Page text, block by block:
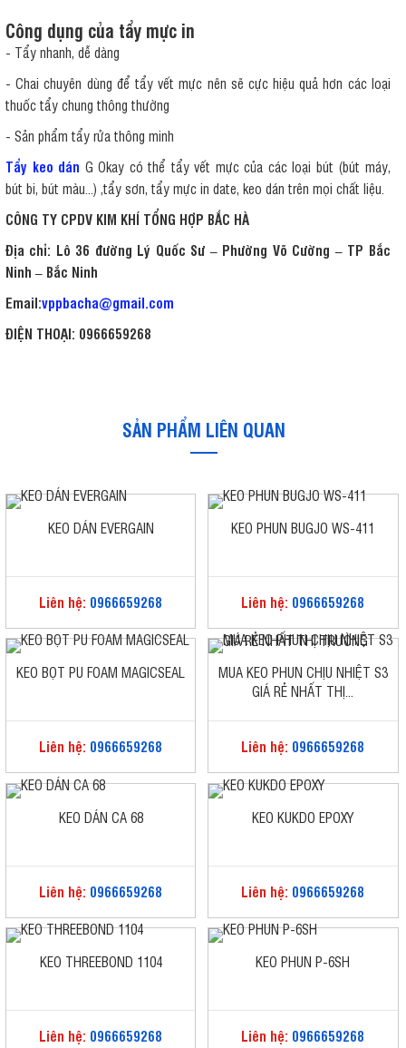
Công dụng của tẩy mực in
- Tẩy nhanh, dễ dàng
- Chai chuyên dùng để tẩy vết mực nên sẽ cực hiệu quả hơn các loại
thuốc tẩy chung thông thường
- Sản phẩm tẩy rửa thông minh
Tẩy keo dán G Okay có thể tẩy vết mực của các loại bút (bút máy,
bút bi, bút màu...) ,tẩy sơn, tẩy mực in date, keo dán trên mọi chất liệu.
CÔNG TY CPDV KIM KHÍ TỔNG HỢP BẮC HÀ
Địa chỉ: Lô 36 đường Lý Quốc Sư – Phường Võ Cường – TP Bắc
Ninh – Bắc Ninh
Email:vppbacha@gmail.com
ĐIỆN THOẠI: 0966659268
SẢN PHẨM LIÊN QUAN
KEO DÁN EVERGAIN
Liên hệ: 0966659268
KEO PHUN BUGJO WS-411
Liên hệ: 0966659268
KEO BỌT PU FOAM MAGICSEAL
Liên hệ: 0966659268
MUA KEO PHUN CHỊU NHIỆT S3
GIÁ RẺ NHẤT THỊ...
Liên hệ: 0966659268
KEO DÁN CA 68
Liên hệ: 0966659268
KEO KUKDO EPOXY
Liên hệ: 0966659268
KEO THREEBOND 1104
Liên hệ: 0966659268
KEO PHUN P-6SH
Liên hệ: 0966659268